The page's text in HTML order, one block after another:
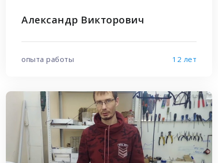
Александр Викторович
опыта работы 12 лет